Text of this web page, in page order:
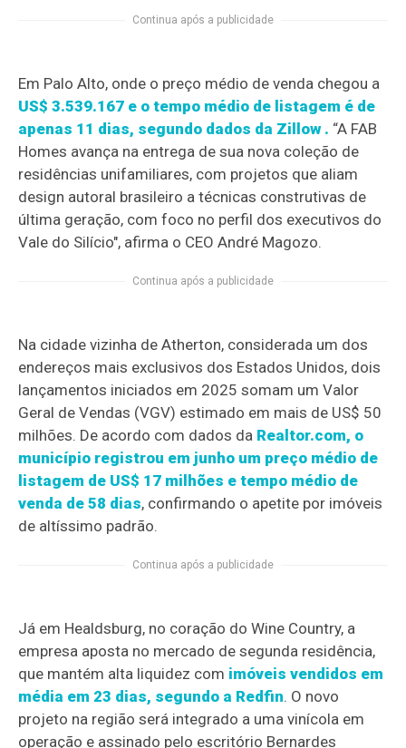
Continua após a publicidade
Em Palo Alto, onde o preço médio de venda chegou a
US$ 3.539.167 e o tempo médio de listagem é de
apenas 11 dias, segundo dados da Zillow . “A FAB
Homes avança na entrega de sua nova coleção de
residências unifamiliares, com projetos que aliam
design autoral brasileiro a técnicas construtivas de
última geração, com foco no perfil dos executivos do
Vale do Silício", afirma o CEO André Magozo.
Continua após a publicidade
Na cidade vizinha de Atherton, considerada um dos
endereços mais exclusivos dos Estados Unidos, dois
lançamentos iniciados em 2025 somam um Valor
Geral de Vendas (VGV) estimado em mais de US$ 50
milhões. De acordo com dados da Realtor.com, o
município registrou em junho um preço médio de
listagem de US$ 17 milhões e tempo médio de
venda de 58 dias, confirmando o apetite por imóveis
de altíssimo padrão.
Continua após a publicidade
Já em Healdsburg, no coração do Wine Country, a
empresa aposta no mercado de segunda residência,
que mantém alta liquidez com imóveis vendidos em
média em 23 dias, segundo a Redfin. O novo
projeto na região será integrado a uma vinícola em
operação e assinado pelo escritório Bernardes